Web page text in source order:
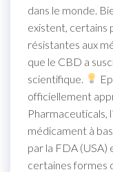
dans le monde.
existent, certains
résistantes aux
que le CBD a
scientifique.
officiellement
Pharmaceuticals,
médicament à
par la FDA
certaines formes